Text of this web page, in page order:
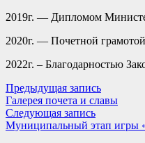
2019г. — Дипломом
2020г. — Почетной
2022г. – Благодарностью
Навигация
по
записям
Предыдущая запись
запись:
Галерея почета и славы
Следующая записьСледующая
запись:
Муниципальный этап игры